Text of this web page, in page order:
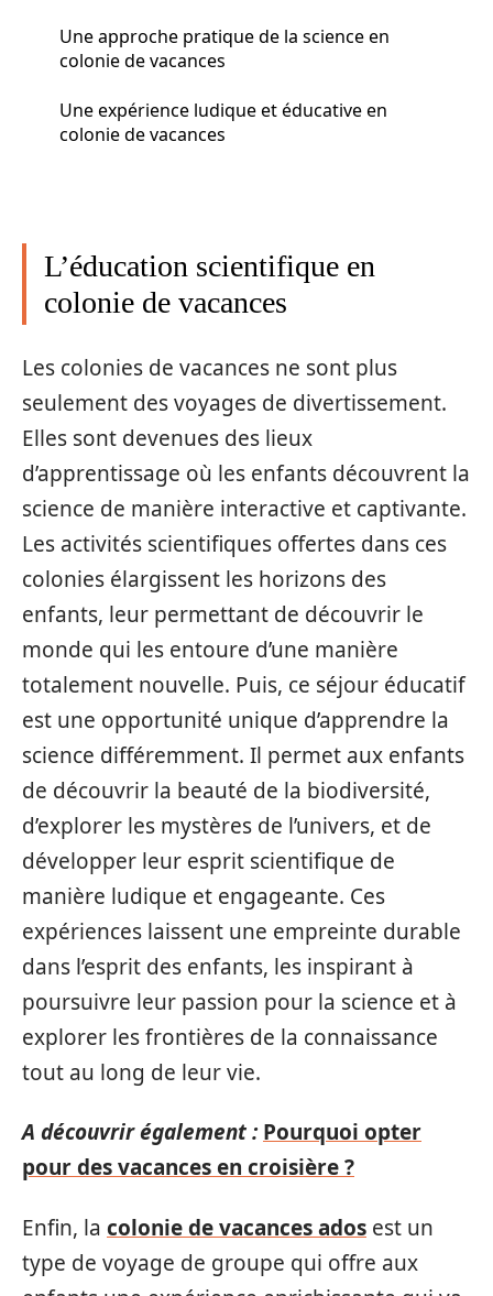
Une approche pratique de la science en
colonie de vacances
Une expérience ludique et éducative en
colonie de vacances
L’éducation scientifique en
colonie de vacances
Les colonies de vacances ne sont plus
seulement des voyages de divertissement.
Elles sont devenues des lieux
d’apprentissage où les enfants découvrent la
science de manière interactive et captivante.
Les activités scientifiques offertes dans ces
colonies élargissent les horizons des
enfants, leur permettant de découvrir le
monde qui les entoure d’une manière
totalement nouvelle. Puis, ce séjour éducatif
est une opportunité unique d’apprendre la
science différemment. Il permet aux enfants
de découvrir la beauté de la biodiversité,
d’explorer les mystères de l’univers, et de
développer leur esprit scientifique de
manière ludique et engageante. Ces
expériences laissent une empreinte durable
dans l’esprit des enfants, les inspirant à
poursuivre leur passion pour la science et à
explorer les frontières de la connaissance
tout au long de leur vie.
A découvrir également : Pourquoi opter
pour des vacances en croisière ?
Enfin, la colonie de vacances ados est un
type de voyage de groupe qui offre aux